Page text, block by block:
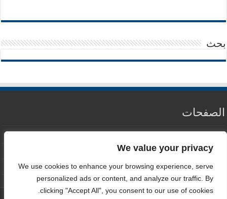
We value your privacy
We use cookies to enhance your browsing experience, serve
personalized ads or content, and analyze our traffic. By
clicking "Accept All", you consent to our use of cookies.
بحث
الصفحات
سياسة الخصوصية
اتصل بنا